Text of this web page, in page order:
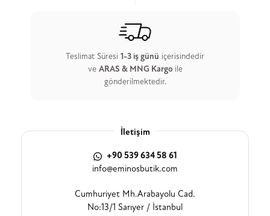
Teslimat Süresi 1-3 iş günü içerisindedir
ve ARAS & MNG Kargo ile
gönderilmektedir.
İletişim
+90 539 634 58 61
info@eminosbutik.com
Cumhuriyet Mh.Arabayolu Cad.
No:13/1 Sarıyer / İstanbul